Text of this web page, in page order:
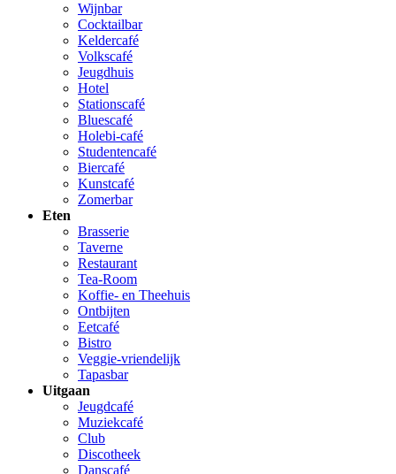
Wijnbar
Cocktailbar
Keldercafé
Volkscafé
Jeugdhuis
Hotel
Stationscafé
Bluescafé
Holebi-café
Studentencafé
Biercafé
Kunstcafé
Zomerbar
Eten
Brasserie
Taverne
Restaurant
Tea-Room
Koffie- en Theehuis
Ontbijten
Eetcafé
Bistro
Veggie-vriendelijk
Tapasbar
Uitgaan
Jeugdcafé
Muziekcafé
Club
Discotheek
Danscafé